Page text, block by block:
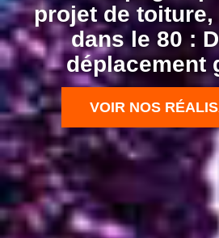
projet de toiture,
dans le 80 :
déplacement
VOIR NOS